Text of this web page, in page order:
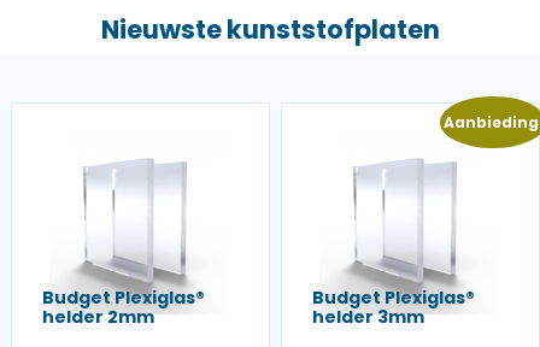
Nieuwste kunststofplaten
Budget Plexiglas®
helder 2mm
Budget Plexiglas®
helder 3mm